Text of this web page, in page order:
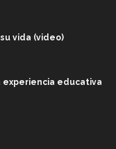
vida (video)
experiencia educativa